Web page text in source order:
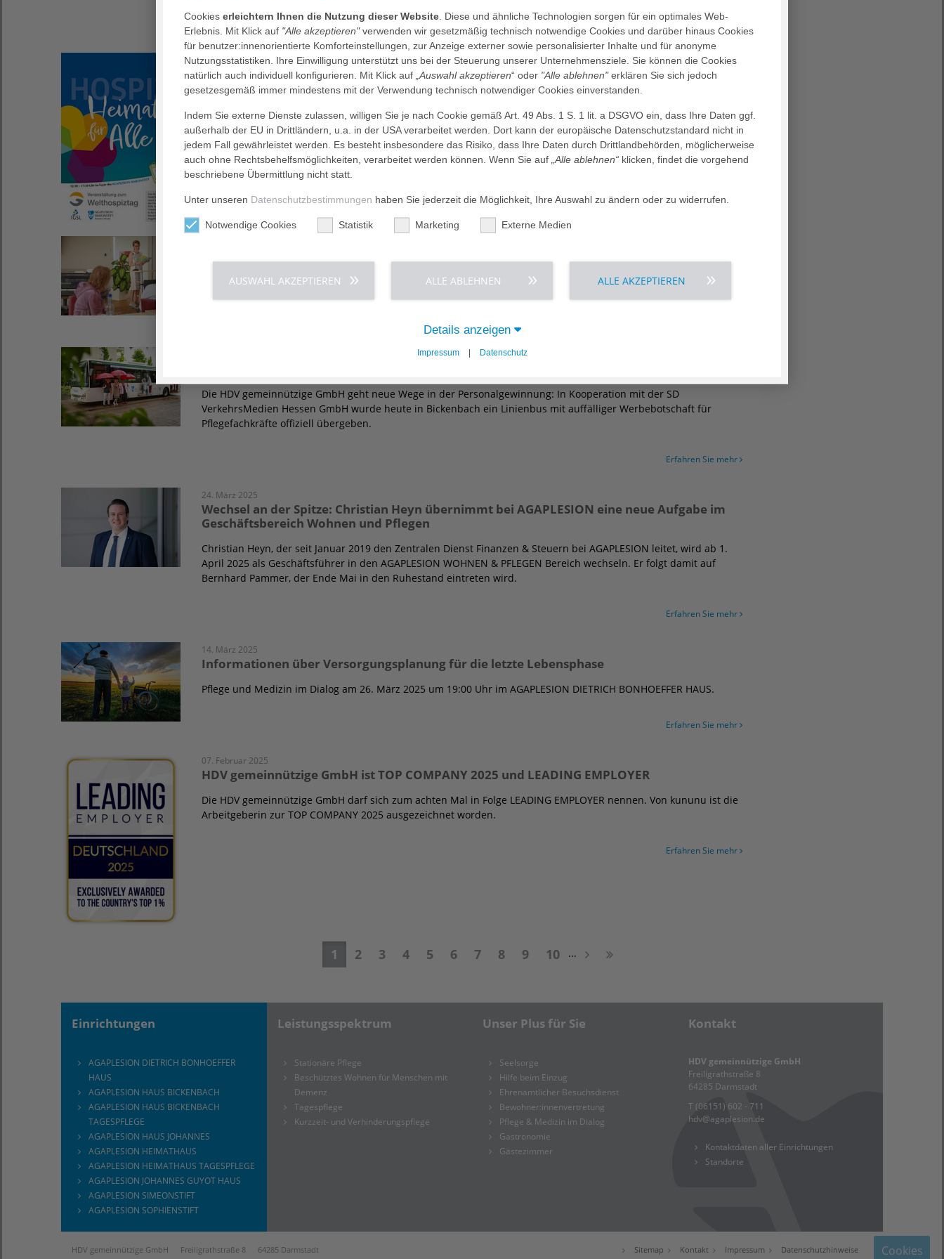
Erfahren Sie mehr
24. September 2025
Hospiz ist für alle da
Welthospiztag im AGAPLESION SIMEONSTIFT am 18. Oktober 2025
Erfahren Sie mehr
Geschichten aus dem Darmstädter Erzähl-Café
Feierliche Buchveröffentlichung mit Geschichten von und für Darmstädter:innen.
Die HDV gemeinnützige GmbH geht neue Wege in der Personalgewinnung: In Kooperation mit der SD
VerkehrsMedien Hessen GmbH wurde heute in Bickenbach ein Linienbus mit auffälliger Werbebotschaft für
Pflegefachkräfte offiziell übergeben.
Erfahren Sie mehr
24. März 2025
Wechsel an der Spitze: Christian Heyn übernimmt bei AGAPLESION eine neue Aufgabe im
Geschäftsbereich Wohnen und Pflegen
Christian Heyn, der seit Januar 2019 den Zentralen Dienst Finanzen & Steuern bei AGAPLESION leitet, wird ab 1.
April 2025 als Geschäftsführer in den AGAPLESION WOHNEN & PFLEGEN Bereich wechseln. Er folgt damit auf
Bernhard Pammer, der Ende Mai in den Ruhestand eintreten wird.
Erfahren Sie mehr
14. März 2025
Informationen über Versorgungsplanung für die letzte Lebensphase
Pflege und Medizin im Dialog am 26. März 2025 um 19:00 Uhr im AGAPLESION DIETRICH BONHOEFFER HAUS.
Erfahren Sie mehr
07. Februar 2025
HDV gemeinnützige GmbH ist TOP COMPANY 2025 und LEADING EMPLOYER
Die HDV gemeinnützige GmbH darf sich zum achten Mal in Folge LEADING EMPLOYER nennen. Von kununu ist die
Arbeitgeberin zur TOP COMPANY 2025 ausgezeichnet worden.
Erfahren Sie mehr
1 2 3 4 5 6 7 8 9 10 ...
Einrichtungen
AGAPLESION DIETRICH BONHOEFFER
HAUS
AGAPLESION HAUS BICKENBACH
AGAPLESION HAUS BICKENBACH
TAGESPFLEGE
AGAPLESION HAUS JOHANNES
AGAPLESION HEIMATHAUS
AGAPLESION HEIMATHAUS TAGESPFLEGE
AGAPLESION JOHANNES GUYOT HAUS
AGAPLESION SIMEONSTIFT
AGAPLESION SOPHIENSTIFT
Leistungsspektrum
Stationäre Pflege
Beschütztes Wohnen für Menschen mit
Demenz
Tagespflege
Kurzzeit- und Verhinderungspflege
Unser Plus für Sie
Seelsorge
Hilfe beim Einzug
Ehrenamtlicher Besuchsdienst
Bewohner:innenvertretung
Pflege & Medizin im Dialog
Gastronomie
Gästezimmer
Kontakt
HDV gemeinnützige GmbH
Freiligrathstraße 8
64285 Darmstadt
T (06151) 602 - 711
hdv@agaplesion.de
Kontaktdaten aller Einrichtungen
Standorte
HDV gemeinnützige GmbH Freiligrathstraße 8 64285 Darmstadt Sitemap Kontakt Impressum Datenschutzhinweise Cookies
Cookies erleichtern Ihnen die Nutzung dieser Website . Diese und ähnliche Technologien sorgen für ein optimales Web-
Erlebnis. Mit Klick auf "Alle akzeptieren"verwenden wir gesetzmäßig technisch notwendige Cookies und darüber hinaus Cookies
für benutzer:innenorientierte Komforteinstellungen, zur Anzeige externer sowie personalisierter Inhalte und für anonyme
Nutzungsstatistiken. Ihre Einwilligung unterstützt uns bei der Steuerung unserer Unternehmensziele. Sie können die Cookies
natürlich auch individuell konfigurieren. Mit Klick auf „Auswahl akzeptieren“ oder "Alle ablehnen"erklären Sie sich jedoch
gesetzesgemäß immer mindestens mit der Verwendung technisch notwendiger Cookies einverstanden.
Indem Sie externe Dienste zulassen, willigen Sie je nach Cookie gemäß Art. 49 Abs. 1 S. 1 lit. a DSGVO ein, dass Ihre Daten ggf.
außerhalb der EU in Drittländern, u.a. in der USA verarbeitet werden. Dort kann der europäische Datenschutzstandard nicht in
jedem Fall gewährleistet werden. Es besteht insbesondere das Risiko, dass Ihre Daten durch Drittlandbehörden, möglicherweise
auch ohne Rechtsbehelfsmöglichkeiten, verarbeitet werden können. Wenn Sie auf „Alle ablehnen“ klicken, findet die vorgehend
beschriebene Übermittlung nicht statt.
Unter unseren Datenschutzbestimmungen haben Sie jederzeit die Möglichkeit, Ihre Auswahl zu ändern oder zu widerrufen.
Notwendige Cookies Statistik Marketing Externe Medien
AUSWAHL AKZEPTIEREN ALLE ABLEHNEN ALLE AKZEPTIEREN
Details anzeigen
Impressum | Datenschutz